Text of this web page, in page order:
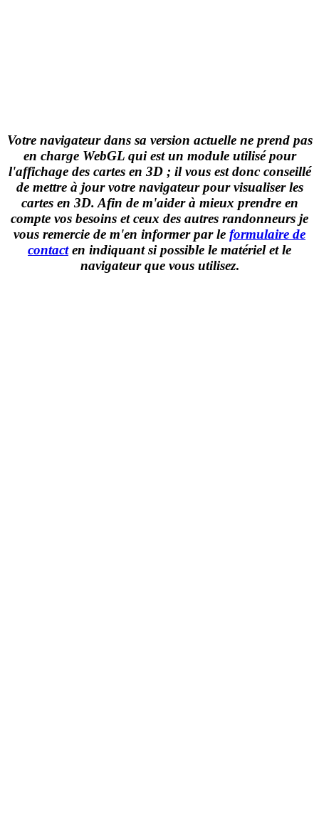
Votre navigateur dans sa version actuelle ne prend pas
en charge WebGL qui est un module utilisé pour
l'affichage des cartes en 3D ; il vous est donc conseillé
de mettre à jour votre navigateur pour visualiser les
cartes en 3D. Afin de m'aider à mieux prendre en
compte vos besoins et ceux des autres randonneurs je
vous remercie de m'en informer par le formulaire de
contacten indiquant si possible le matériel et le
navigateur que vous utilisez.